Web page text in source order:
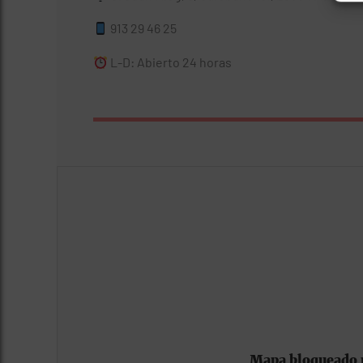
913 29 46 25
L-D: Abierto 24 horas